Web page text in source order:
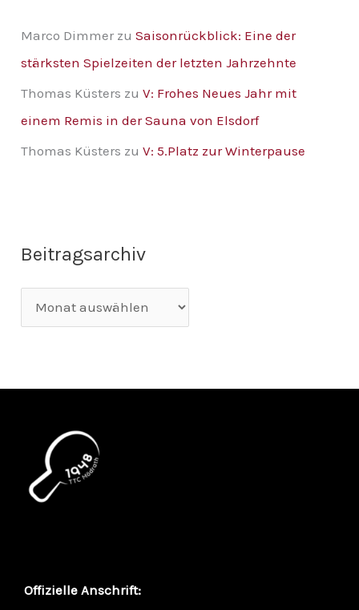
Marco Dimmer zuSaisonrückblick: Eine der
stärksten Spielzeiten der letzten Jahrzehnte
Thomas Küsters zuV: Frohes Neues Jahr mit
einem Remis in der Sauna von Elsdorf
Thomas Küsters zuV: 5.Platz zur Winterpause
Beitragsarchiv
Offizielle Anschrift: